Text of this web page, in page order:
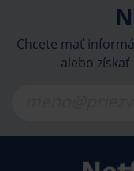
Chcete mať
alebo